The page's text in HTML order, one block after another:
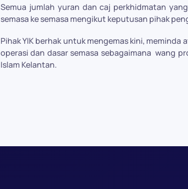
Semua jumlah yuran dan caj perkhidmatan
semasa ke semasa mengikut keputusan pihak
Pihak YIK berhak untuk mengemas kini,
operasi dan dasar semasa sebagaimanawang
Islam Kelantan.